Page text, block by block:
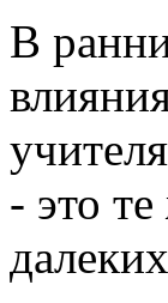
В
- это